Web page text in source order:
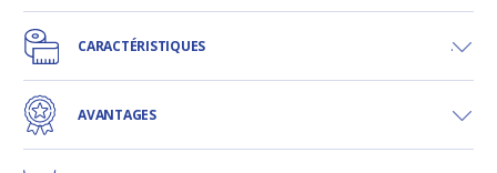
CARACTÉRISTIQUES
AVANTAGES